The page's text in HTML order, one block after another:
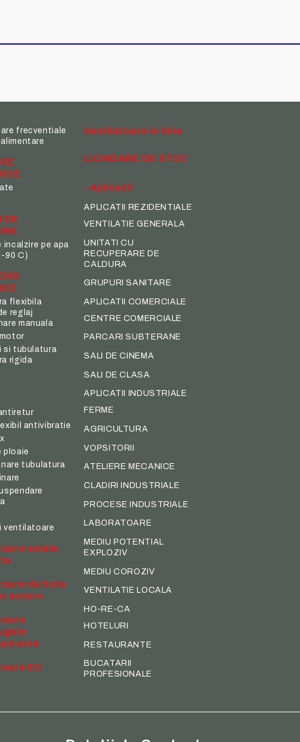
frecventiale
DE
incalzire pe apa
90 C)
flexibila
reglaj
manuala
si tubulatura
rigida
antivibratie
ploaie
tubulatura
ventilatoare
axiale
de hota
extern
EC
Ventilatoare in linie
LICHIDARE DE STOC
- Aplicatii
APLICATII REZIDENTIALE
VENTILATIE GENERALA
UNITATI CU
RECUPERARE DE
CALDURA
GRUPURI SANITARE
APLICATII COMERCIALE
CENTRE COMERCIALE
PARCARI SUBTERANE
SALI DE CINEMA
SALI DE CLASA
APLICATII INDUSTRIALE
FERME
AGRICULTURA
VOPSITORII
ATELIERE MECANICE
CLADIRI INDUSTRIALE
PROCESE INDUSTRIALE
LABORATOARE
MEDIU POTENTIAL
EXPLOZIV
MEDIU COROZIV
VENTILATIE LOCALA
HO-RE-CA
HOTELURI
RESTAURANTE
BUCATARII
PROFESIONALE